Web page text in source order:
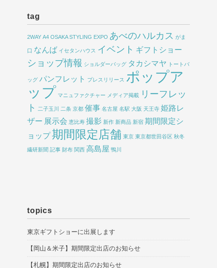
tag
2WAY A4 OSAKA STYLING EXPO あべのハルカス がま
口 なんば イセタンハウス イベント ギフトショー
ショップ情報 ショルダーバッグ タカシマヤ トートバ
ッグ パンフレット プレスリリース ポップア
ップ マニュファクチャー メディア掲載 リーフレッ
ト
二子玉川 二条 京都 催事 名古屋 名駅 大阪 天王寺 姫路レ
ザー 展示会 恵比寿 撮影 新作 新商品 新宿 期間限定シ
ョップ期間限定店舗 東京 東京都世田谷区 秋冬
繊研新聞 記事 財布 関西 高島屋 鴨川
topics
東京ギフトショーに出展します
【岡山＆米子】期間限定出店のお知らせ
【札幌】期間限定出店のお知らせ